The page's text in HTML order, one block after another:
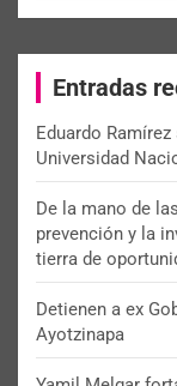
c
Entradas
Eduardo
Universidad
De la mano de
prevención y la
tierra de
Detienen a ex
Ayotzinapa